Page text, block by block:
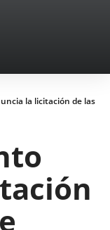
la licitación de las